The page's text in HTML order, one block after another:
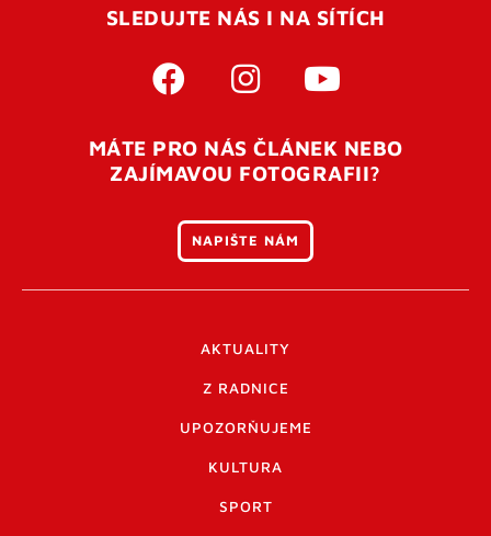
SLEDUJTE NÁS I NA SÍTÍCH
MÁTE PRO NÁS ČLÁNEK NEBO
ZAJÍMAVOU FOTOGRAFII?
NAPIŠTE NÁM
AKTUALITY
Z RADNICE
UPOZORŇUJEME
KULTURA
SPORT